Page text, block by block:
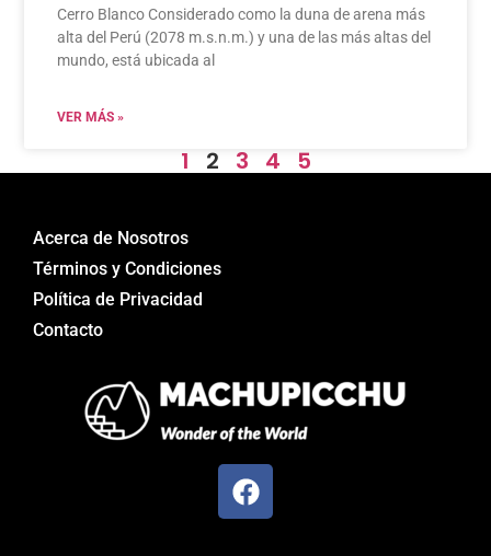
Cerro Blanco Considerado como la duna de arena más
alta del Perú (2078 m.s.n.m.) y una de las más altas del
mundo, está ubicada al
VER MÁS »
1 2 3 4 5
Acerca de Nosotros
Términos y Condiciones
Política de Privacidad
Contacto